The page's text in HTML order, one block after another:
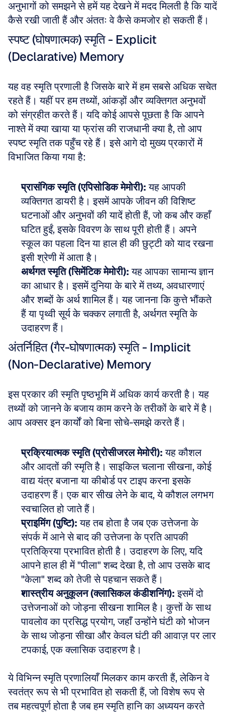
अनुभागों को समझने से हमें यह देखने में मदद मिलती है कि यादें
कैसे रखी जाती हैं और अंततः वे कैसे कमजोर हो सकती हैं।
स्पष्ट (घोषणात्मक) स्मृति - Explicit
(Declarative) Memory
यह वह स्मृति प्रणाली है जिसके बारे में हम सबसे अधिक सचेत
रहते हैं। यहीं पर हम तथ्यों, आंकड़ों और व्यक्तिगत अनुभवों
को संग्रहीत करते हैं। यदि कोई आपसे पूछता है कि आपने
नाश्ते में क्या खाया या फ्रांस की राजधानी क्या है, तो आप
स्पष्ट स्मृति तक पहुँच रहे हैं। इसे आगे दो मुख्य प्रकारों में
विभाजित किया गया है:
प्रासंगिक स्मृति (एपिसोडिक मेमोरी): यह आपकी
व्यक्तिगत डायरी है। इसमें आपके जीवन की विशिष्ट
घटनाओं और अनुभवों की यादें होती हैं, जो कब और कहाँ
घटित हुईं, इसके विवरण के साथ पूरी होती हैं। अपने
स्कूल का पहला दिन या हाल ही की छुट्टी को याद रखना
इसी श्रेणी में आता है।
अर्थगत स्मृति (सिमेंटिक मेमोरी): यह आपका सामान्य ज्ञान
का आधार है। इसमें दुनिया के बारे में तथ्य, अवधारणाएं
और शब्दों के अर्थ शामिल हैं। यह जानना कि कुत्ते भौंकते
हैं या पृथ्वी सूर्य के चक्कर लगाती है, अर्थगत स्मृति के
उदाहरण हैं।
अंतर्निहित (गैर-घोषणात्मक) स्मृति - Implicit
(Non-Declarative) Memory
इस प्रकार की स्मृति पृष्ठभूमि में अधिक कार्य करती है। यह
तथ्यों को जानने के बजाय काम करने के तरीकों के बारे में है।
आप अक्सर इन कार्यों को बिना सोचे-समझे करते हैं।
प्रक्रियात्मक स्मृति (प्रोसीजरल मेमोरी): यह कौशल
और आदतों की स्मृति है। साइकिल चलाना सीखना, कोई
वाद्य यंत्र बजाना या कीबोर्ड पर टाइप करना इसके
उदाहरण हैं। एक बार सीख लेने के बाद, ये कौशल लगभग
स्वचालित हो जाते हैं।
प्राइमिंग (पुष्टि): यह तब होता है जब एक उत्तेजना के
संपर्क में आने से बाद की उत्तेजना के प्रति आपकी
प्रतिक्रिया प्रभावित होती है। उदाहरण के लिए, यदि
आपने हाल ही में "पीला" शब्द देखा है, तो आप उसके बाद
"केला" शब्द को तेजी से पहचान सकते हैं।
शास्त्रीय अनुकूलन (क्लासिकल कंडीशनिंग): इसमें दो
उत्तेजनाओं को जोड़ना सीखना शामिल है। कुत्तों के साथ
पावलोव का प्रसिद्ध प्रयोग, जहाँ उन्होंने घंटी को भोजन
के साथ जोड़ना सीखा और केवल घंटी की आवाज़ पर लार
टपकाई, एक क्लासिक उदाहरण है।
ये विभिन्न स्मृति प्रणालियाँ मिलकर काम करती हैं, लेकिन वे
स्वतंत्र रूप से भी प्रभावित हो सकती हैं, जो विशेष रूप से
तब महत्वपूर्ण होता है जब हम स्मृति हानि का अध्ययन करते